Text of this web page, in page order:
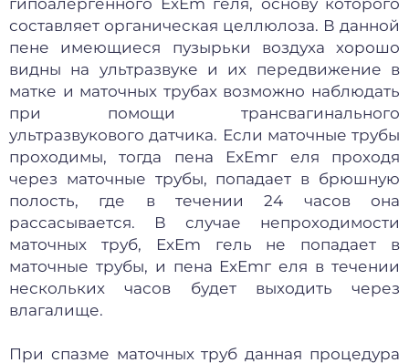
гипоалергенного ExEm геля, основу которого
составляет органическая целлюлоза. В данной
пене имеющиеся пузырьки воздуха хорошо
видны на ультразвуке и их передвижение в
матке и маточных трубах возможно наблюдать
при помощи трансвагинального
ультразвукового датчика. Если маточные трубы
проходимы, тогда пена ExEmг еля проходя
через маточные трубы, попадает в брюшную
полость, где в течении 24 часов она
рассасывается. В случае непроходимости
маточных труб, ExEm гель не попадает в
маточные трубы, и пена ExEmг еля в течении
нескольких часов будет выходить через
влагалище.
При спазме маточных труб данная процедура